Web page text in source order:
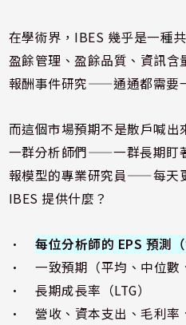
在學術界，IBES 幾乎是一種
盈餘管理、盈餘品質、資訊
報酬事件研究——通通都需要
而這個市場預期不是散戶喊
一群分析師們——一群長期盯
報模型的專業研究員——每天
IBES 提供什麼？
•每位分析師的 EPS 預測
• 一致預期（平均、中位數
• 長期成長率（LTG）
• 營收、資本支出、毛利率